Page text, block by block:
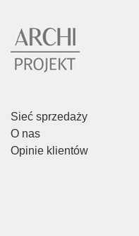
Sieć sprzedaży
O nas
Opinie klientów